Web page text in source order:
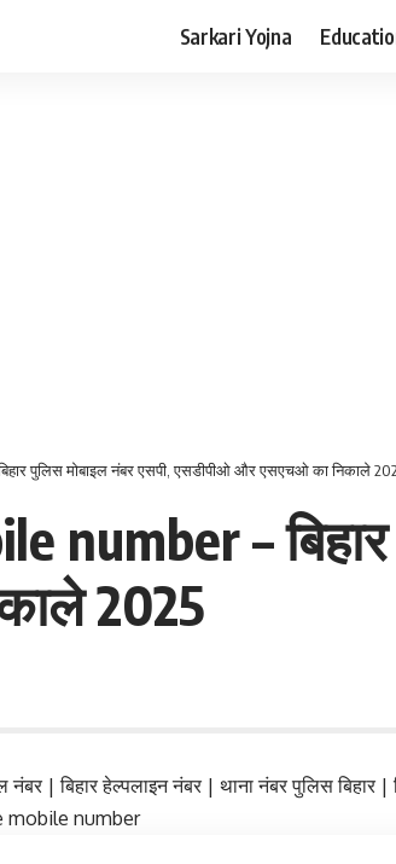
Sarkari Yojna
पुलिस मोबाइल नंबर एसपी, एसडीपीओ और एसएचओ का निकाले
number –
2025
| बिहार हेल्पलाइन नंबर | थाना नंबर पुलिस
mobile number